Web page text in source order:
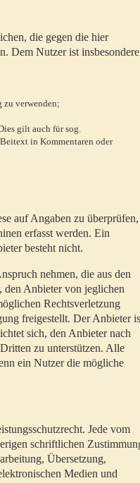
die gegen die hier
Dem Nutzer ist insbesondere
zu verwenden;
gilt auch für sog.
in Kommentaren oder
auf Angaben zu überprüfen,
erfasst werden. Ein
besteht nicht.
nehmen, die aus den
den Anbieter von jeglichen
Rechtsverletzung
freigestellt. Der Anbieter
sich, den Anbieter nach
zu unterstützen. Alle
ein Nutzer die mögliche
Jede vom
schriftlichen
Übersetzung,
Medien und